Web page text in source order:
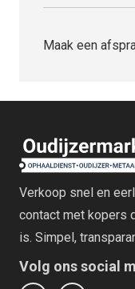
Maak een
Verkoop snel en
contact met kopers
is. Simpel,
Volg ons social